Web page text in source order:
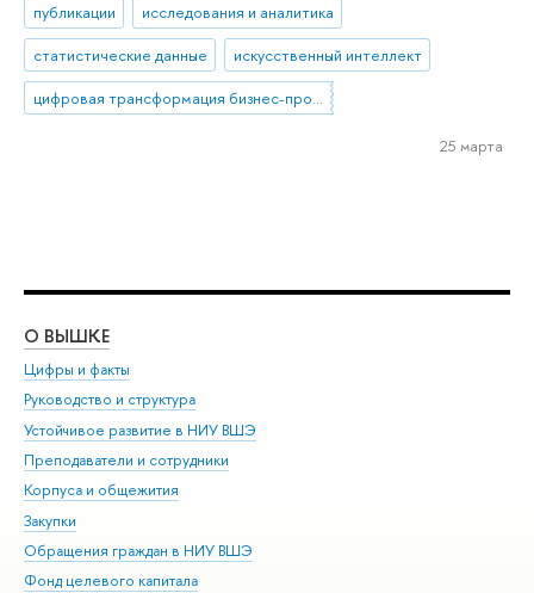
публикации
исследования и аналитика
статистические данные
искусственный интеллект
цифровая трансформация бизнес-процессов
25 марта
О ВЫШКЕ
Цифры и факты
Руководство и структура
Устойчивое развитие в НИУ ВШЭ
Преподаватели и сотрудники
Корпуса и общежития
Закупки
Обращения граждан в НИУ ВШЭ
Фонд целевого капитала